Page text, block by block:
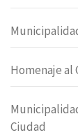
Homenaje al
Ciudad